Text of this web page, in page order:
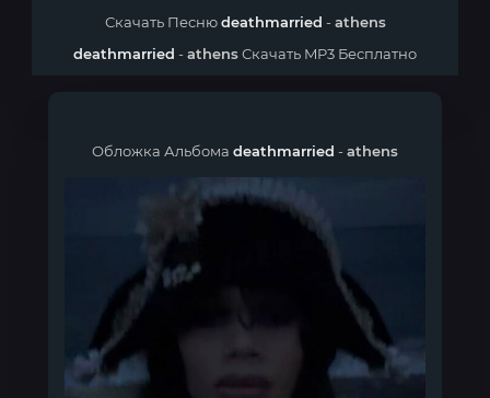
Скачать Песнюdeathmarried -athens
deathmarried -athensСкачать MP3 Бесплатно
Обложка Альбома deathmarried -athens